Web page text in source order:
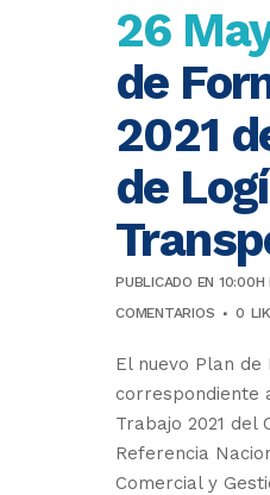
26
de
2021
de
PUBLICADO EN 10:00H
COMENTARIOS
0
El nuevo Plan de
correspondiente
Trabajo 2021 del
Referencia
Comercial y